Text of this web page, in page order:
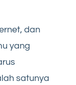
dan
yang
satunya